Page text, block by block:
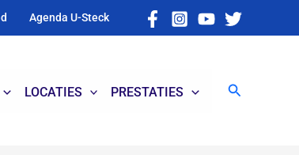
Agenda U-Steck
LOCATIES PRESTATIES Zoeken